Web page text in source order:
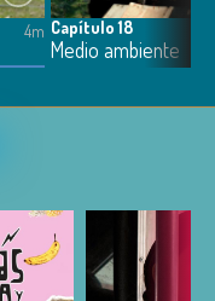
4m Capítulo 18
Medio ambiente